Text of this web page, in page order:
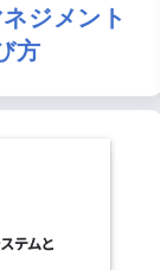
ジメント
方